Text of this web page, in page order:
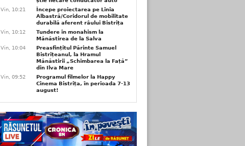
Vin, 10:21
Începe proiectarea pe Linia
Albastră/Coridorul de mobilitate
durabilă aferent râului Bistrița
Vin, 10:12
Tundere în monahism la
Mănăstirea de la Salva
Vin, 10:04
Preasfințitul Părinte Samuel
Bistrițeanul, la Hramul
Mănăstirii „Schimbarea la Față”
din Ilva Mare
Vin, 09:52
Programul filmelor la Happy
Cinema Bistrița, în perioada 7-13
august!